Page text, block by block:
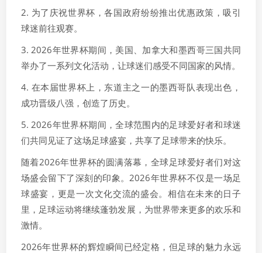
2. 为了庆祝世界杯，各国政府纷纷推出优惠政策，吸引
球迷前往观赛。
3. 2026年世界杯期间，美国、加拿大和墨西哥三国共同
举办了一系列文化活动，让球迷们感受不同国家的风情。
4. 在本届世界杯上，东道主之一的墨西哥队表现出色，
成功晋级八强，创造了历史。
5. 2026年世界杯期间，全球范围内的足球爱好者和球迷
们共同见证了这场足球盛宴，共享了足球带来的快乐。
随着2026年世界杯的圆满落幕，全球足球爱好者们对这
场盛会留下了深刻的印象。2026年世界杯不仅是一场足
球盛宴，更是一次文化交流的盛会。相信在未来的日子
里，足球运动将继续蓬勃发展，为世界带来更多的欢乐和
激情。
2026年世界杯的辉煌瞬间已经定格，但足球的魅力永远